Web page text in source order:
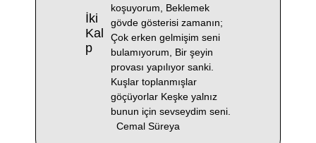
İki
Kal
P
koşuyorum, Beklemek
gövde gösterisi zamanın;
Çok erken gelmişim seni
bulamıyorum, Bir şeyin
provası yapılıyor sanki.
Kuşlar toplanmışlar
göçüyorlar Keşke yalnız
bunun için sevseydim seni.
Cemal Süreya